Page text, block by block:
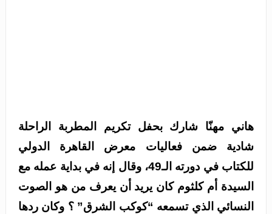
هاني مهنّا شارك بحفل تكريم المطربة الراحلة
شادية ضمن فعاليات معرض القاهرة الدولي
للكتاب في دورته الـ49، وقال إنه في بداية عمله مع
السيدة أم كلثوم كان يريد أن يعرف من هو الصوت
النسائي الذي تسمعه “كوكب الشرق” ؟ وكان ردها